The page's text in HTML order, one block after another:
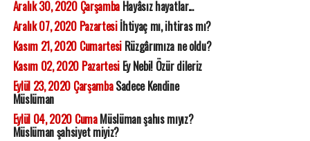
Aralık 30, 2020 ÇarşambaHayâsız hayatlar...
Aralık 07, 2020 Pazartesiİhtiyaç mı, ihtiras mı?
Kasım 21, 2020 CumartesiRüzgârımıza ne oldu?
Kasım 02, 2020 PazartesiEy Nebi! Özür dileriz
Eylül 23, 2020 ÇarşambaSadece Kendine
Müslüman
Eylül 04, 2020 CumaMüslüman şahıs mıyız?
Müslüman şahsiyet miyiz?